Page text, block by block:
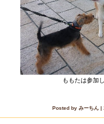
ももたは参加
Posted by みーちん |